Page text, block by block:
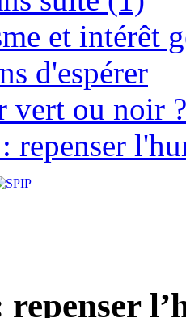
et intérêt
d'espérer
vert ou noir ?
repenser